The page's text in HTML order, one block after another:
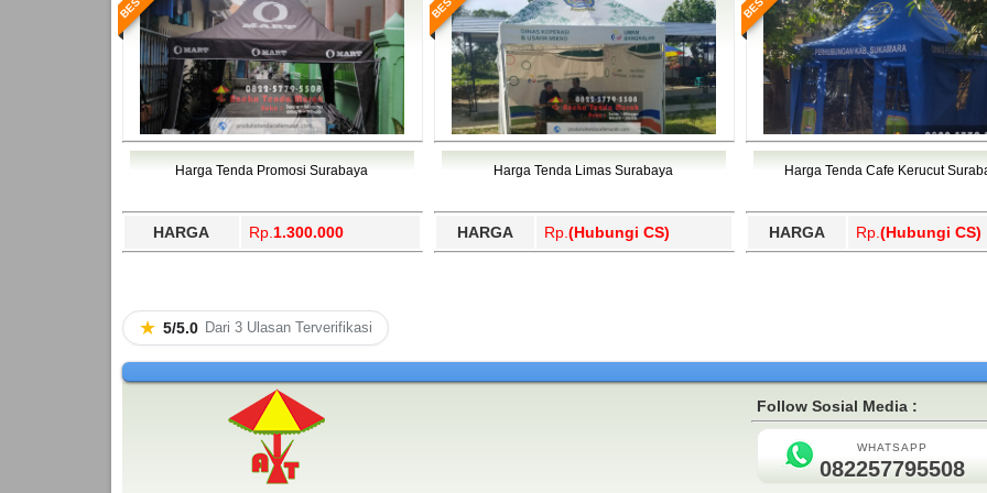
Harga Tenda Promosi Surabaya
HARGA Rp. 1.300.000
Harga Tenda Limas Surabaya
HARGA Rp. (Hubungi CS)
Harga Tenda Cafe Kerucut
HARGA Rp. (Hubungi CS)
★ 5/5.0 Dari 3 Ulasan Terverifikasi
Follow Sosial Media :
WHATSAPP
082257795508